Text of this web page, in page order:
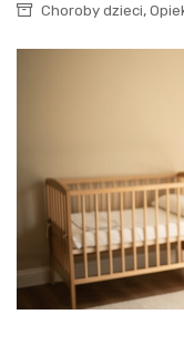
Choroby dzieci,